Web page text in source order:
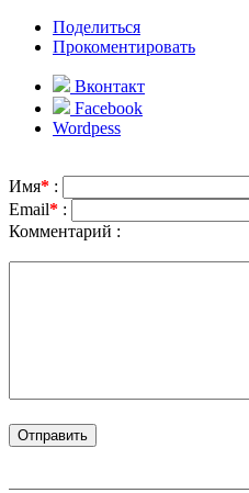
Поделиться
Прокоментировать
Вконтакт
Facebook
Wordpess
Имя* :
Email* :
Комментарий :